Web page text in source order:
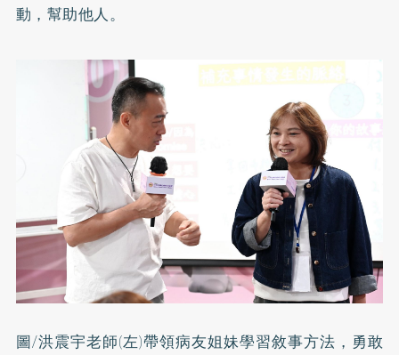
動，幫助他人。
圖/洪震宇老師(左)帶領病友姐妹學習敘事方法，勇敢